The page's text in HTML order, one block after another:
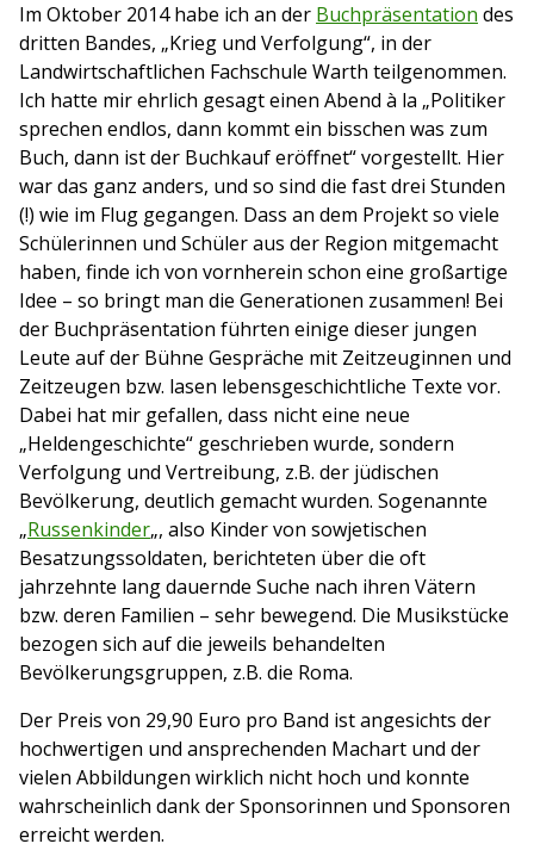
Im Oktober 2014 habe ich an der Buchpräsentation des
dritten Bandes, „Krieg und Verfolgung“, in der
Landwirtschaftlichen Fachschule Warth teilgenommen.
Ich hatte mir ehrlich gesagt einen Abend à la „Politiker
sprechen endlos, dann kommt ein bisschen was zum
Buch, dann ist der Buchkauf eröffnet“ vorgestellt. Hier
war das ganz anders, und so sind die fast drei Stunden
(!) wie im Flug gegangen. Dass an dem Projekt so viele
Schülerinnen und Schüler aus der Region mitgemacht
haben, finde ich von vornherein schon eine großartige
Idee – so bringt man die Generationen zusammen! Bei
der Buchpräsentation führten einige dieser jungen
Leute auf der Bühne Gespräche mit Zeitzeuginnen und
Zeitzeugen bzw. lasen lebensgeschichtliche Texte vor.
Dabei hat mir gefallen, dass nicht eine neue
„Heldengeschichte“ geschrieben wurde, sondern
Verfolgung und Vertreibung, z.B. der jüdischen
Bevölkerung, deutlich gemacht wurden. Sogenannte
„Russenkinder„, also Kinder von sowjetischen
Besatzungssoldaten, berichteten über die oft
jahrzehnte lang dauernde Suche nach ihren Vätern
bzw. deren Familien – sehr bewegend. Die Musikstücke
bezogen sich auf die jeweils behandelten
Bevölkerungsgruppen, z.B. die Roma.
Der Preis von 29,90 Euro pro Band ist angesichts der
hochwertigen und ansprechenden Machart und der
vielen Abbildungen wirklich nicht hoch und konnte
wahrscheinlich dank der Sponsorinnen und Sponsoren
erreicht werden.